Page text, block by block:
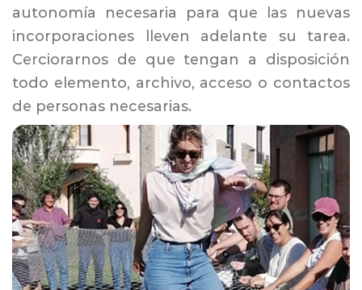
autonomía necesaria para que las nuevas
incorporaciones lleven adelante su tarea.
Cerciorarnos de que tengan a disposición
todo elemento, archivo, acceso o contactos
de personas necesarias.